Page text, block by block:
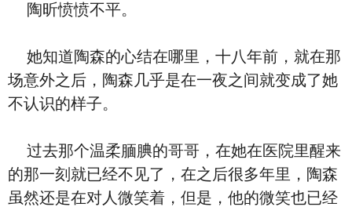
陶昕愤愤不平。
她知道陶森的心结在哪里，十八年前，就在那
场意外之后，陶森几乎是在一夜之间就变成了她
不认识的样子。
过去那个温柔腼腆的哥哥，在她在医院里醒来
的那一刻就已经不见了，在之后很多年里，陶森
虽然还是在对人微笑着，但是，他的微笑也已经